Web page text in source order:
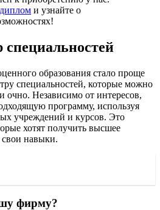
диплом и узнайте о
образования стало проще
специальностей, которые можно
очно. Независимо от интересов,
программу, используя
учреждений и курсов. Это
хотят получить высшее
свои навыки.
фирму?